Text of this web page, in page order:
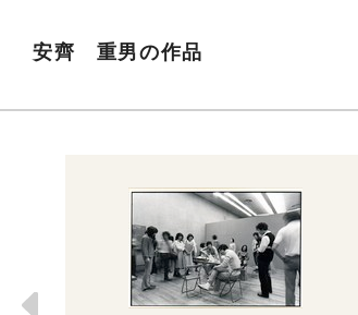
安齊 重男の作品